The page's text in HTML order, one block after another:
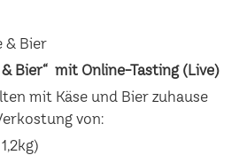
& Bier“ mit Online-Tasting (Live)
mit Käse und Bier zuhause
von: